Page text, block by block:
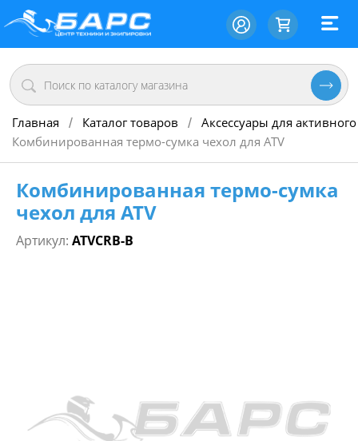
Главная / Каталог товаров / Аксессуары для
Комбинированная термо-сумка чехол для ATV
Комбинированная термо-сумка
чехол для ATV
Артикул: ATVCRB-B